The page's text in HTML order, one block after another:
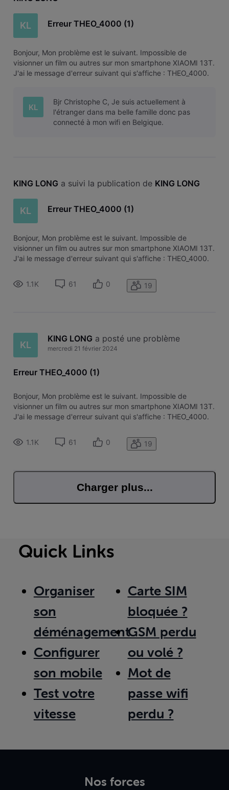
KL Erreur THEO_4000 (1)
Bonjour, Mon problème est le suivant. Impossible de
visionner un film ou autres sur mon smartphone XIAOMI 13T.
J'ai le message d'erreur suivant qui s'affiche : THEO_4000.
KL
Bjr Christophe C, Je suis actuellement à
l'étranger dans ma belle famille donc pas
connecté à mon wifi en Belgique.
KING LONG a suivi la publication de KING LONG
KL Erreur THEO_4000 (1)
Bonjour, Mon problème est le suivant. Impossible de
visionner un film ou autres sur mon smartphone XIAOMI 13T.
J'ai le message d'erreur suivant qui s'affiche : THEO_4000.
message d'erreur!!! Solution? Merci pour votre aide KL
1.1K 61 0 19
KL
KING LONG a posté une problème
mercredi 21 février 2024
Erreur THEO_4000 (1)
Bonjour, Mon problème est le suivant. Impossible de
visionner un film ou autres sur mon smartphone XIAOMI 13T.
J'ai le message d'erreur suivant qui s'affiche : THEO_4000.
message d'erreur!!! Solution? Merci pour votre aide KL
1.1K 61 0 19
Charger plus...
Quick Links
Organiser
son
déménagement
Configurer
son mobile
Test votre
vitesse
Carte SIM
bloquée ?
GSM perdu
ou volé ?
Mot de
passe wifi
perdu ?
Nos forces